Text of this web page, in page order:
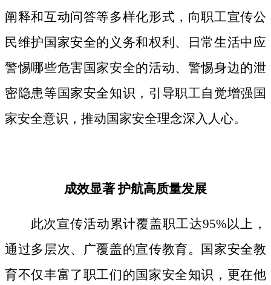
阐释和互动问答等多样化形式，向职工宣传公
民维护国家安全的义务和权利、日常生活中应
警惕哪些危害国家安全的活动、警惕身边的泄
密隐患等国家安全知识，引导职工自觉增强国
家安全意识，推动国家安全理念深入人心。
成效显著护航高质量发展
此次宣传活动累计覆盖职工达95%以上，
通过多层次、广覆盖的宣传教育。国家安全教
育不仅丰富了职工们的国家安全知识，更在他